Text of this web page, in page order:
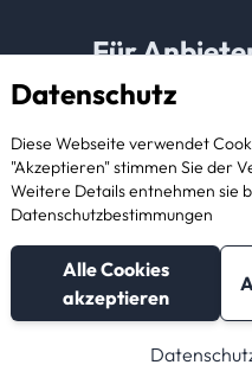
Nachricht
Datenschutz
Diese Webseite verwendet
"Akzeptieren" stimmen Sie der
Weitere Details entnehmen sie
Datenschutzbestimmungen
Alle Cookies
akzeptieren
Für
Als Anbieter
© 2026 StorageBook